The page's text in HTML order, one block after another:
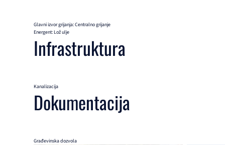
Glavni izvor grijanja: Centralno grijanje
Energent: Lož ulje
Infrastruktura
Kanalizacija
Dokumentacija
Građevinska dozvola